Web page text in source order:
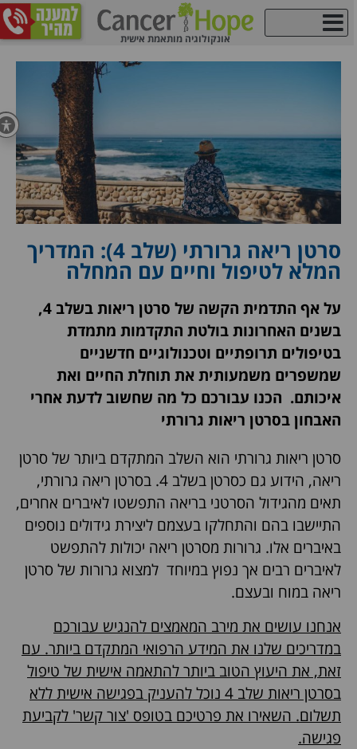
אונקולוגיה מותאמת אישית
סרטן ריאה גרורתי (שלב 4): המדריך
המלא לטיפול וחיים עם המחלה
על אף התדמית הקשה של סרטן ריאות בשלב 4,
בשנים האחרונות בולטת התקדמות מתמדת
בטיפולים תרופתיים וטכנולוגיים חדשניים
שמשפרים משמעותית את תוחלת החיים ואת
איכותם. הכנו עבורכם כל מה שחשוב לדעת אחרי
האבחון בסרטן ריאות גרורתי
סרטן ריאות גרורתי הוא השלב המתקדם ביותר של סרטן
ריאה, הידוע גם כסרטן בשלב 4.
בסרטן ריאה גרורתי,
תאים מהגידול הסרטני בריאה התפשטו לאיברים אחרים,
התיישבו בהם והתחלקו בעצמם ליצירת גידולים נוספים
באיברים אלו. גרורות מסרטן ריאה יכולות להתפשט
לאיברים רבים אך נפוץ במיוחד למצוא גרורות של סרטן
ריאה במוח ובעצם.
אנחנו עושים את מירב המאמצים להנגיש עבורכם
במדריכים שלנו את המידע הרפואי המתקדם ביותר. עם
זאת, את היעוץ הטוב ביותר להתאמה אישית של טיפול
בסרטן ריאות שלב 4 נוכל להעניק בפגישה אישית ללא
תשלום. השאירו את פרטיכם בטופס 'צור קשר' לקביעת
פגישה.